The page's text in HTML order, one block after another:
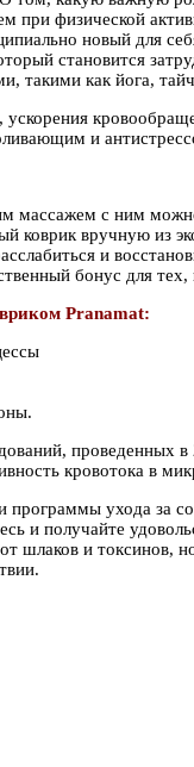
при физической
новый для
становится
такими как йога,
и
массажем с ним
коврик вручную из
и
бонус для
Pranamat:
проведенных
кровотока в
ухода за
и получайте
шлаков и токсинов,